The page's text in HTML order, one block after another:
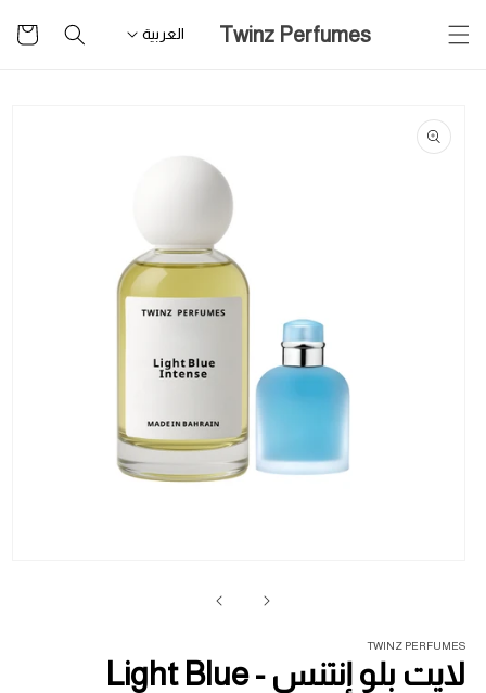
للمحتوى
Twinz Perfumes العربية
التسوق
لمعلومات
المنتج
TWINZ PERFUMES
لايت بلو إنتنس - Light Blue